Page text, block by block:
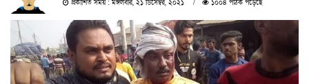
প্রকাশিত সময় : মঙ্গলবার, ২১ ডিসেম্বর, ২০২১ ১০০৪ পাঠক পড়েছে